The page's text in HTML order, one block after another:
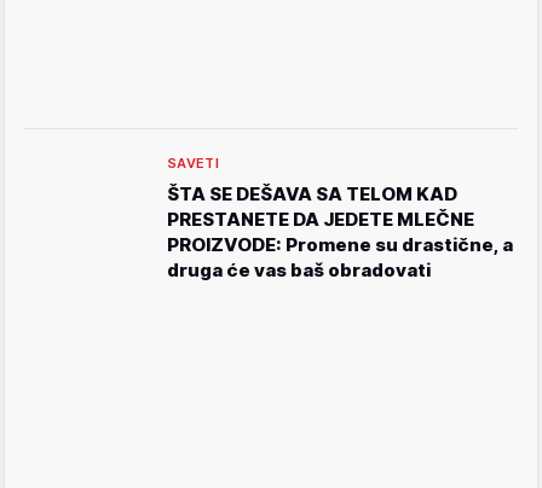
SAVETI
ŠTA SE DEŠAVA SA TELOM KAD
PRESTANETE DA JEDETE MLEČNE
PROIZVODE: Promene su drastične, a
druga će vas baš obradovati